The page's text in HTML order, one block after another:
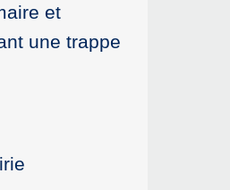
et
une trappe